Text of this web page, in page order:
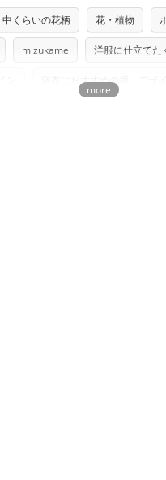
欄に「50cmずつカット希望
せん。出来上がり次第、順次
一切の責任を負いませんので
ング型紙シリーズ）および柄
のでご注意ください。型紙自
中くらいの花柄 花・植物
mizukame 洋服に仕立てた
浴衣におすすめの柄・デザイ